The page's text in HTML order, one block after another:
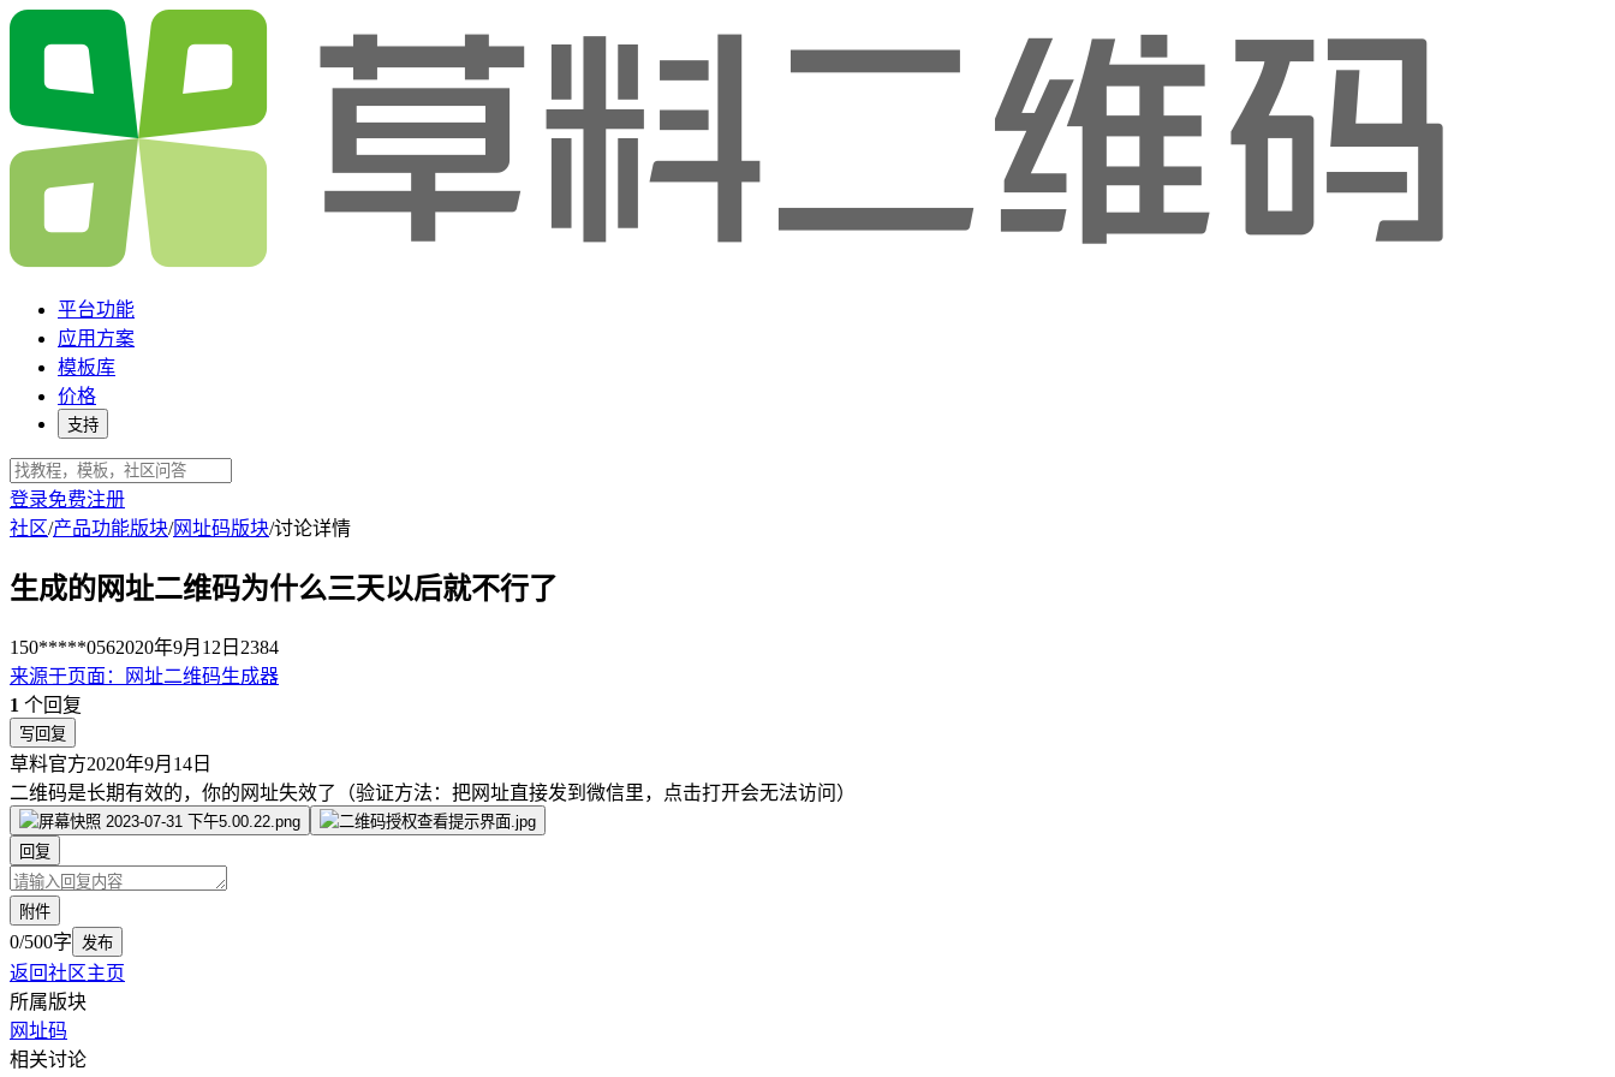
平台功能
应用方案
模板库
价格
支持
登录免费注册
社区/产品功能版块/网址码版块/讨论详情
生成的网址二维码为什么三天以后就不行了
150*****0562020年9月12日 2384
来源于页面 ：
网址二维码生成器
1 个回复
写回复
草料官方2020年9月14日
二维码是长期有效的，你的网址失效了（验证方法：把网址直接发到微信里，点击打开会无法访问）
回复
附件
0/500字 发布
返回社区主页
所属版块
网址码
相关讨论